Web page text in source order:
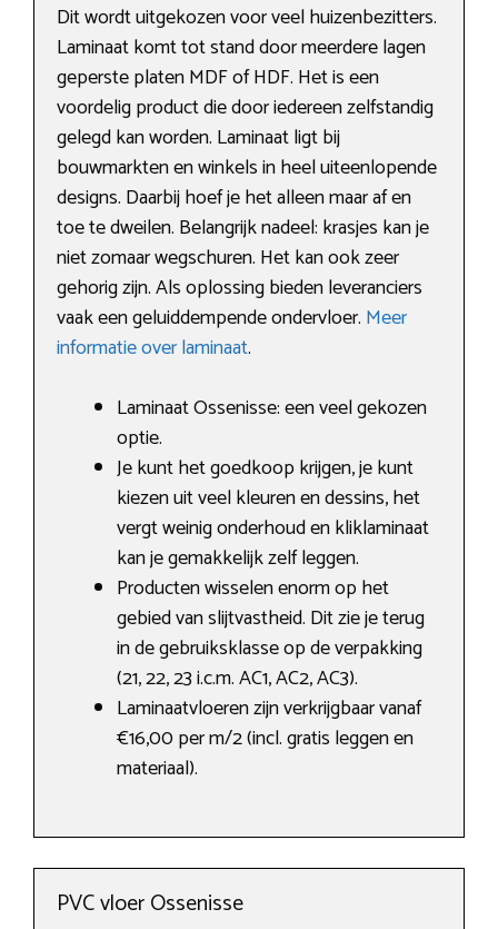
Dit wordt uitgekozen voor veel huizenbezitters.
Laminaat komt tot stand door meerdere lagen
geperste platen MDF of HDF. Het is een
voordelig product die door iedereen zelfstandig
gelegd kan worden. Laminaat ligt bij
bouwmarkten en winkels in heel uiteenlopende
designs. Daarbij hoef je het alleen maar af en
toe te dweilen. Belangrijk nadeel: krasjes kan je
niet zomaar wegschuren. Het kan ook zeer
gehorig zijn. Als oplossing bieden leveranciers
vaak een geluiddempende ondervloer. Meer
informatie over laminaat.
Laminaat Ossenisse: een veel gekozen
optie.
Je kunt het goedkoop krijgen, je kunt
kiezen uit veel kleuren en dessins, het
vergt weinig onderhoud en kliklaminaat
kan je gemakkelijk zelf leggen.
Producten wisselen enorm op het
gebied van slijtvastheid. Dit zie je terug
in de gebruiksklasse op de verpakking
(21, 22, 23 i.c.m. AC1, AC2, AC3).
Laminaatvloeren zijn verkrijgbaar vanaf
€16,00 per m/2 (incl. gratis leggen en
materiaal).
PVC vloer Ossenisse